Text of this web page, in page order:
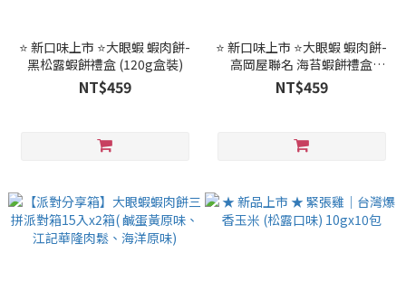
⭐ 新口味上市 ⭐大眼蝦 蝦肉餅-
黑松露蝦餅禮盒 (120g盒裝)
NT$459
⭐ 新口味上市 ⭐大眼蝦 蝦肉餅-
高岡屋聯名 海苔蝦餅禮盒
(120g/盒裝)
NT$459